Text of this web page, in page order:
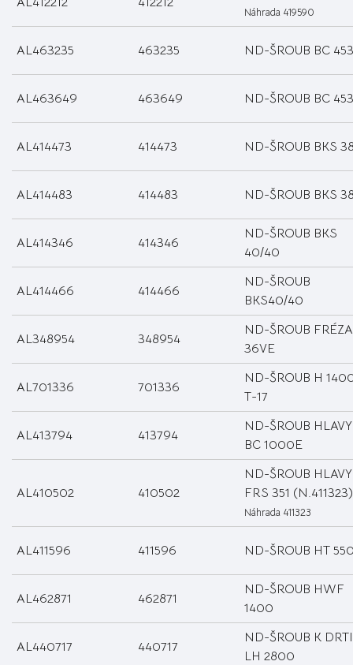
Náhrada 419590
AL463235 463235 ND-ŠROUB BC
AL463649 463649 ND-ŠROUB BC
AL414473 414473 ND-ŠROUB BKS
AL414483 414483 ND-ŠROUB BKS
AL414346 414346
ND-ŠROUB BKS
40/40
AL414466 414466
ND-ŠROUB
BKS40/40
AL348954 348954
ND-ŠROUB FRÉZA
36VE
AL701336 701336
ND-ŠROUB H
T-17
AL413794 413794
ND-ŠROUB HLAVY
BC 1000E
AL410502 410502
ND-ŠROUB HLAVY
FRS 351 (N.411323)
Náhrada 411323
AL411596 411596 ND-ŠROUB HT
AL462871 462871
ND-ŠROUB HWF
1400
AL440717 440717
ND-ŠROUB K
LH 2800